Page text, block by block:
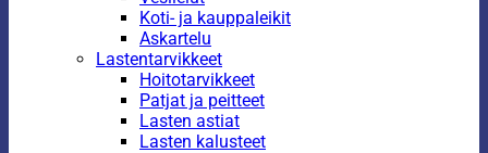
Koti- ja kauppaleikit
Askartelu
Lastentarvikkeet
Hoitotarvikkeet
Patjat ja peitteet
Lasten astiat
Lasten kalusteet